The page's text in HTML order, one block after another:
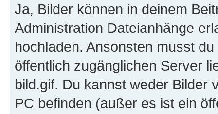
Ja, Bilder können in deinem
Administration Dateianhänge
hochladen. Ansonsten musst
öffentlich zugänglichen Server
bild.gif. Du kannst weder Bilder
PC befinden (außer es ist ein